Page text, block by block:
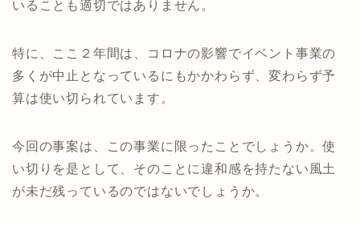
いることも適切ではありません。
特に、ここ２年間は、コロナの影響でイベント事業の
多くが中止となっているにもかかわらず、変わらず予
算は使い切られています。
今回の事案は、この事業に限ったことでしょうか。使
い切りを是として、そのことに違和感を持たない風土
が未だ残っているのではないでしょうか。